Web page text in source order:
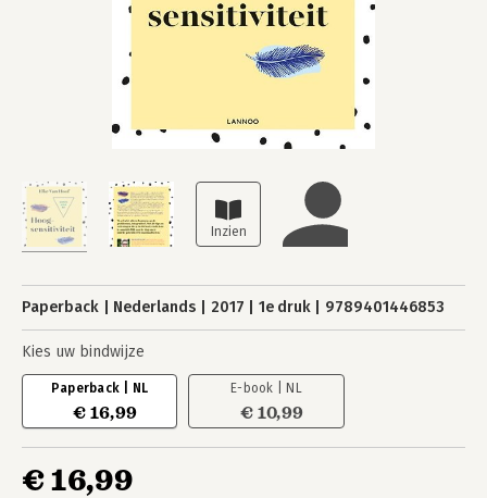
Paperback Nederlands 2017 1e druk 9789401446853
Kies uw bindwijze
Paperback | NL
€ 16,99
E-book | NL
€ 10,99
€ 16,99